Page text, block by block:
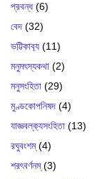
প্রবন্ধ(6)
বেদ (32)
ভট্টিকাব‍্য (11)
মনুমৎস্যকথা (2)
মনুসংহিতা (29)
মুণ্ডকোপনিষদ (4)
যাজ্ঞবল্ক‍্যসংহিতা (13)
রঘুবংশম্(4)
শরৎবর্ণনম্(3)